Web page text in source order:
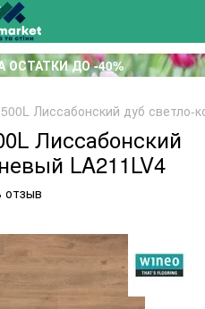
ОСТАТКИ ДО -40%
Лиссабонский дуб светло-
Лиссабонский
LA211LV4
отзыв